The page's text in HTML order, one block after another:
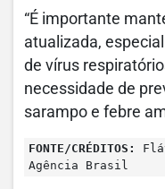
“É importante
atualizada,
de vírus
necessidade de
sarampo e febre
FONTE/CRÉDITOS:
Agência Brasil